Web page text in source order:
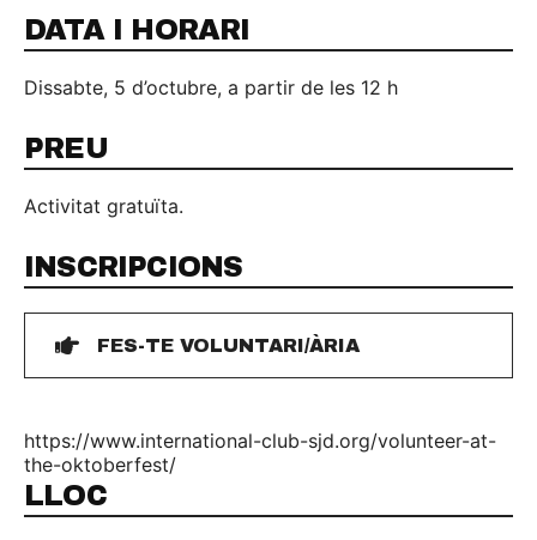
DATA I HORARI
Dissabte, 5 d’octubre, a partir de les 12 h
PREU
Activitat gratuïta.
INSCRIPCIONS
FES-TE VOLUNTARI/ÀRIA
https://www.international-club-sjd.org/volunteer-at-
the-oktoberfest/
LLOC